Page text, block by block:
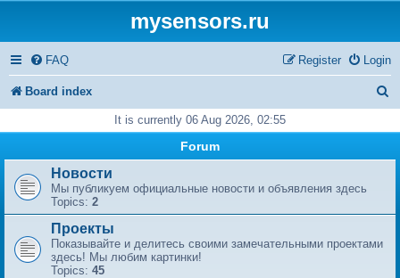
mysensors.ru
FAQ Login
Register
Board index
h
It is currently 06 Aug 2026, 02:55
Forum
Новости
Мы публикуем официальные новости и объявления здесь
Topics: 2
Проекты
Показывайте и делитесь своими замечательными проектами
здесь! Мы любим картинки!
Topics: 45